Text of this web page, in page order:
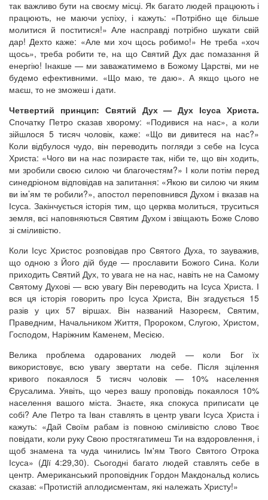
так важливо бути на своєму місці. Як багато людей працюють і
працюють, не маючи успіху, і кажуть: «Потрібно ще більше
молитися й поститися!» Але насправді потрібно шукати свій
дар! Дехто каже: «Але ми хоч щось робимо!» Не треба «хоч
щось», треба робити те, на що Святий Дух дає помазання й
енергію! Інакше — ми заважатимемо в Божому Царстві, ми не
будемо ефективними. «Що маю, те даю». А якщо цього не
маєш, то не зможеш і дати.
Четвертий принцип: Святий Дух — Дух Ісуса Христа.
Спочатку Петро сказав хворому: «Подивися на нас», а коли
зійшлося 5 тисяч чоловік, каже: «Що ви дивитеся на нас?»
Коли відбулося чудо, він переводить погляди з себе на Ісуса
Христа: «Чого ви на нас позираєте так, ніби те, що він ходить,
ми зробили своєю силою чи благочестям?» І коли потім перед
синедріоном відповідав на запитання: «Якою ви силою чи яким
ви ім’ям те робили?», апостол переповнився Духом і вказав на
Ісуса. Закінчується історія тим, що церква молиться, труситься
земля, всі наповняються Святим Духом і звіщають Боже Слово
зі сміливістю.
Коли Ісус Христос розповідав про Святого Духа, то зауважив,
що одною з Його дій буде — прославити Божого Сина. Коли
приходить Святий Дух, то увага не на нас, навіть не на Самому
Святому Духові — всю увагу Він переводить на Ісуса Христа. І
вся ця історія говорить про Ісуса Христа, Він згадується 15
разів у цих 57 віршах. Він названий Назореєм, Святим,
Праведним, Начальником Життя, Пророком, Слугою, Христом,
Господом, Наріжним Каменем, Месією.
Велика проблема одарованих людей — коли Бог їх
використовує, всю увагу звертати на себе. Після зцілення
кривого покаялося 5 тисяч чоловік — 10% населення
Єрусалима. Уявіть, що через вашу проповідь покаялося 10%
населення вашого міста. Знаєте, яка спокуса приписати це
собі? Але Петро та Іван ставлять в центр уваги Ісуса Христа і
кажуть: «Дай Своїм рабам із повною сміливістю слово Твоє
повідати, коли руку Свою простягатимеш Ти на вздоровлення, і
щоб знамена та чуда чинились Ім'ям Твого Святого Отрока
Ісуса» (Дiї 4:29,30). Сьогодні багато людей ставлять себе в
центр. Американський проповідник Гордон Макдональд колись
сказав: «Протистій аплодисментам, які належать Христу!»